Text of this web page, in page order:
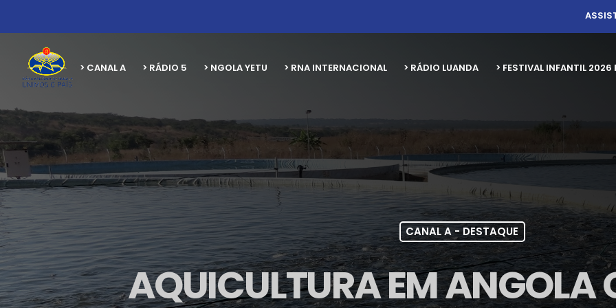
> CANAL A > RÁDIO 5 > NGOLA YETU > RNA INTERNACIONAL > RÁDIO LUANDA > FESTIVAL INFANTIL
CANAL A - DESTAQUE
AQUICULTURA EM ANGOLA